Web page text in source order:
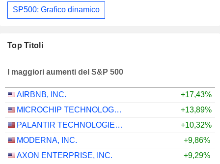
SP500: Grafico dinamico
Top Titoli
I maggiori aumenti del S&P 500
AIRBNB, INC.
+17,43%
MICROCHIP TECHNOLOGY INCORPORATED
+13,89%
PALANTIR TECHNOLOGIES INC.
+10,32%
MODERNA, INC.
+9,86%
AXON ENTERPRISE, INC.
+9,29%